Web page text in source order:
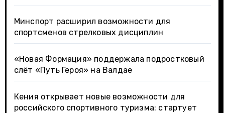
Минспорт расширил возможности для
спортсменов стрелковых дисциплин
«Новая Формация» поддержала подростковый
слёт «Путь Героя» на Валдае
Кения открывает новые возможности для
российского спортивного туризма: стартует